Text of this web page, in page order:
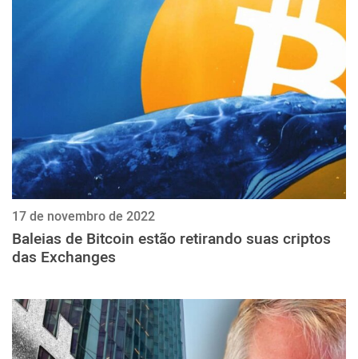
17 de novembro de 2022
Baleias de Bitcoin estão retirando suas criptos
das Exchanges